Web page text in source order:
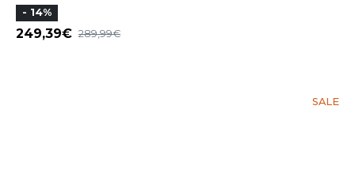
- 14%
249,39 289,99
SALE